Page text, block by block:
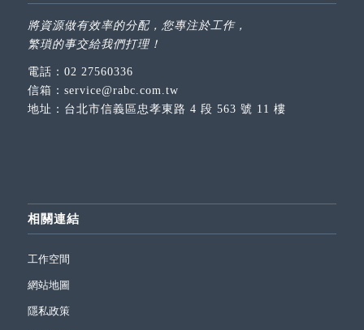
將資源做有效率的分配，您專注於工作，
繁瑣的事交給我們打理！
電話： 02 27560336
信箱： service@rabc.com.tw
地址： 台北市信義區忠孝東路 4 段 563 號 11 樓
相關連結
工作空間
網站地圖
隱私政策